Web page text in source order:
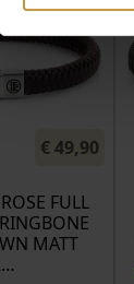
€49,90
FULL
MATT